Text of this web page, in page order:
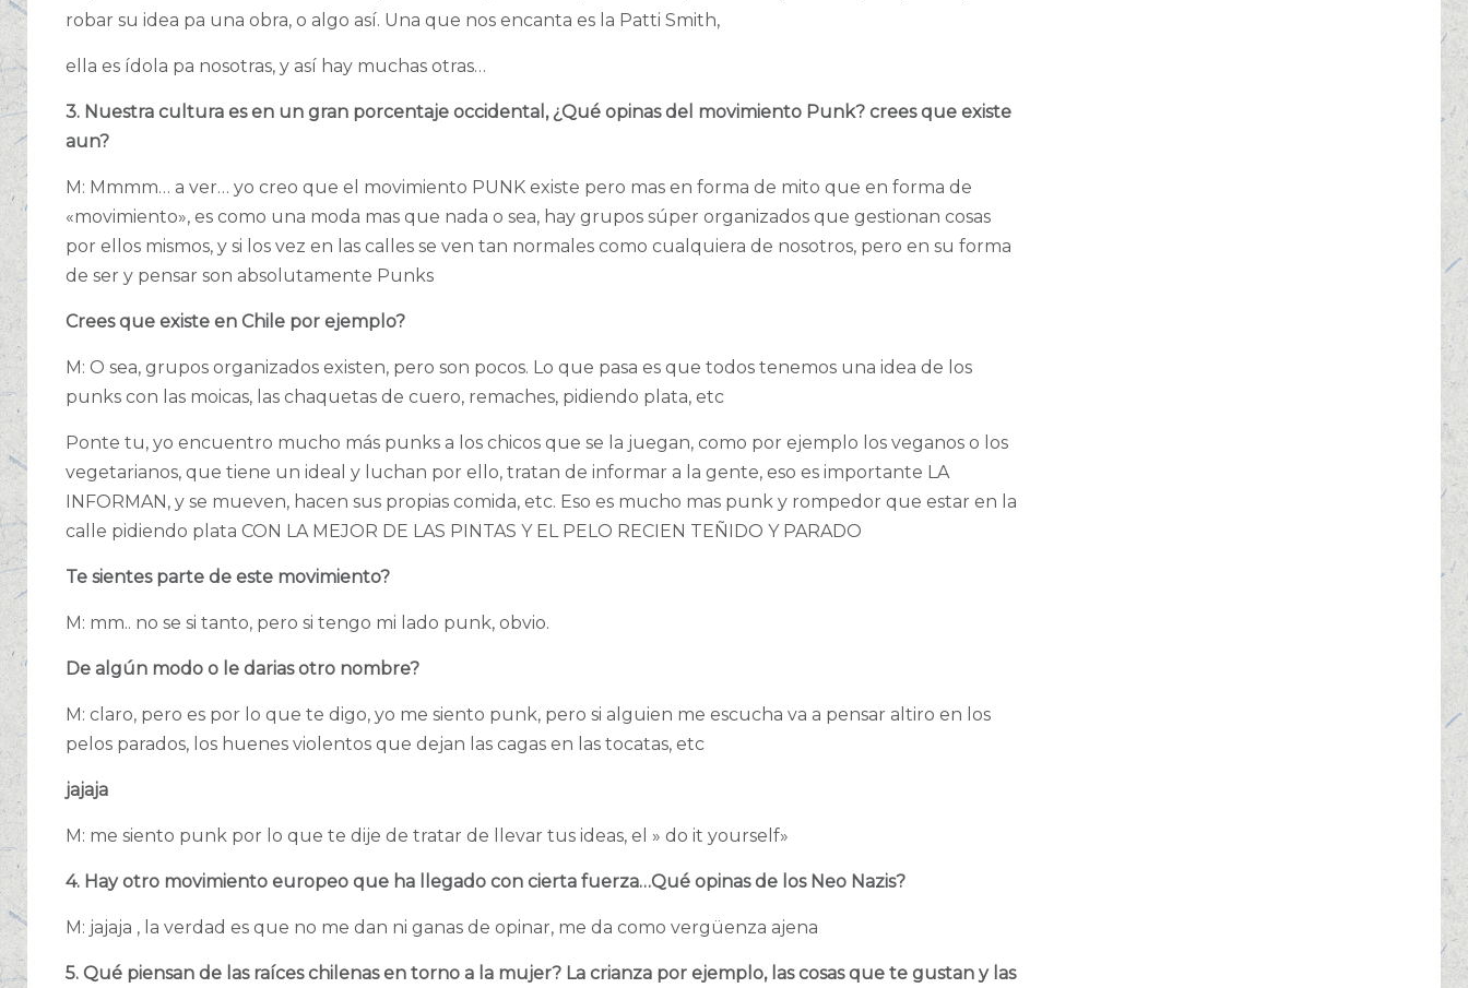
robar su idea pa una obra, o algo así. Una que nos encanta es la Patti Smith,
ella es ídola pa nosotras, y así hay muchas otras…
3. Nuestra cultura es en un gran porcentaje occidental, ¿Qué opinas del movimiento Punk? crees que existe
aun?
M: Mmmm… a ver… yo creo que el movimiento PUNK existe pero mas en forma de mito que en forma de
«movimiento», es como una moda mas que nada o sea, hay grupos súper organizados que gestionan cosas
por ellos mismos, y si los vez en las calles se ven tan normales como cualquiera de nosotros, pero en su forma
de ser y pensar son absolutamente Punks
Crees que existe en Chile por ejemplo?
M: O sea, grupos organizados existen, pero son pocos. Lo que pasa es que todos tenemos una idea de los
punks con las moicas, las chaquetas de cuero, remaches, pidiendo plata, etc
Ponte tu, yo encuentro mucho más punks a los chicos que se la juegan, como por ejemplo los veganos o los
vegetarianos, que tiene un ideal y luchan por ello, tratan de informar a la gente, eso es importante LA
INFORMAN, y se mueven, hacen sus propias comida, etc. Eso es mucho mas punk y rompedor que estar en la
calle pidiendo plata CON LA MEJOR DE LAS PINTAS Y EL PELO RECIEN TEÑIDO Y PARADO
Te sientes parte de este movimiento?
M: mm.. no se si tanto, pero si tengo mi lado punk, obvio.
De algún modo o le darias otro nombre?
M: claro, pero es por lo que te digo, yo me siento punk, pero si alguien me escucha va a pensar altiro en los
pelos parados, los huenes violentos que dejan las cagas en las tocatas, etc
jajaja
M: me siento punk por lo que te dije de tratar de llevar tus ideas, el » do it yourself»
4. Hay otro movimiento europeo que ha llegado con cierta fuerza…Qué opinas de los Neo Nazis?
M: jajaja , la verdad es que no me dan ni ganas de opinar, me da como vergüenza ajena
5. Qué piensan de las raíces chilenas en torno a la mujer? La crianza por ejemplo, las cosas que te gustan y las